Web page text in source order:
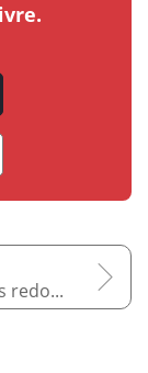
Chemins redondants et agrégations